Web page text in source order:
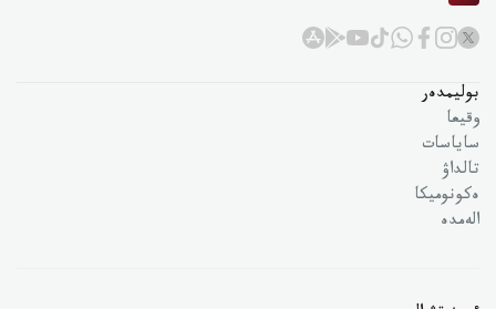
بوليمدەر
وقيعا
ساياسات
تالداۋ
ەكونوميكا
الەمدە